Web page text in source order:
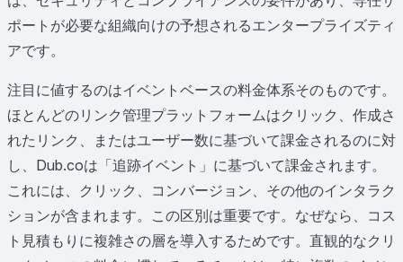
ポートが必要な組織向けの予想されるエンタープライズティ
アです。
注目に値するのはイベントベースの料金体系そのものです。
ほとんどのリンク管理プラットフォームはクリック、作成さ
れたリンク、またはユーザー数に基づいて課金されるのに対
し、Dub.coは「追跡イベント」に基づいて課金されます。
これには、クリック、コンバージョン、その他のインタラク
ションが含まれます。この区別は重要です。なぜなら、コス
ト見積もりに複雑さの層を導入するためです。直観的なクリ